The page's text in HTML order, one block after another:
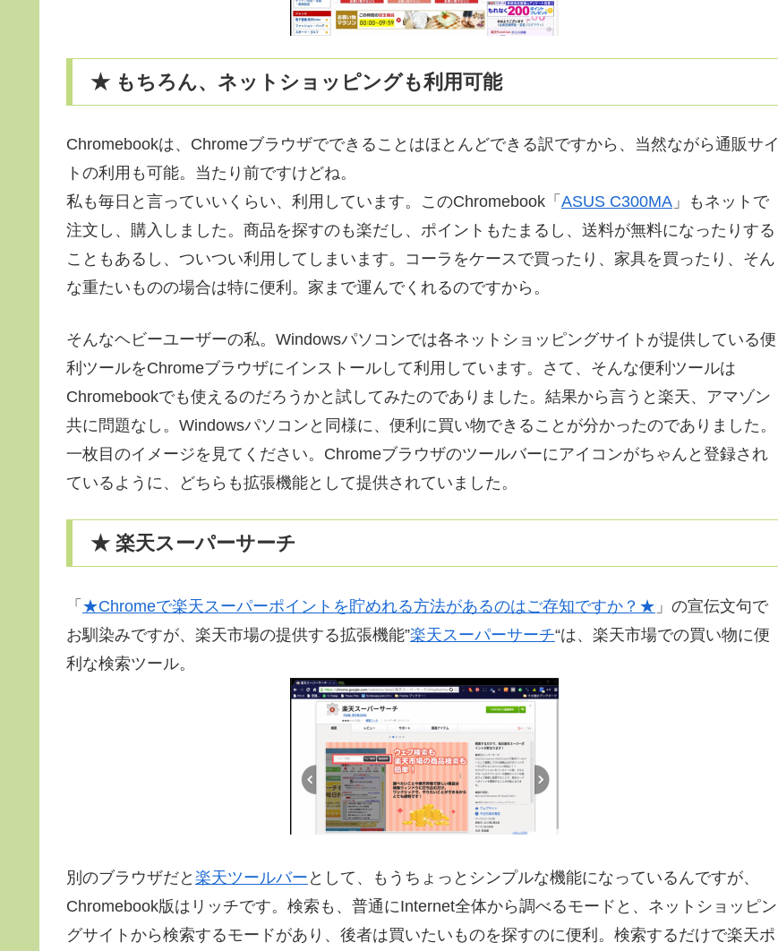
★ もちろん、ネットショッピングも利用可能
Chromebookは、Chromeブラウザでできることはほとんどできる訳ですから、当然ながら通販サイ
トの利用も可能。当たり前ですけどね。
私も毎日と言っていいくらい、利用しています。このChromebook「 ASUS C300MA 」もネットで
注文し、購入しました。商品を探すのも楽だし、ポイントもたまるし、送料が無料になったりする
こともあるし、ついつい利用してしまいます。コーラをケースで買ったり、家具を買ったり、そん
な重たいものの場合は特に便利。家まで運んでくれるのですから。
そんなヘビーユーザーの私。Windowsパソコンでは各ネットショッピングサイトが提供している便
利ツールをChromeブラウザにインストールして利用しています。さて、そんな便利ツールは
Chromebookでも使えるのだろうかと試してみたのでありました。結果から言うと楽天、アマゾン
共に問題なし。Windowsパソコンと同様に、便利に買い物できることが分かったのでありました。
一枚目のイメージを見てください。Chromeブラウザのツールバーにアイコンがちゃんと登録され
ているように、どちらも拡張機能として提供されていました。
★ 楽天スーパーサーチ
「 ★Chromeで楽天スーパーポイントを貯めれる方法があるのはご存知ですか？★ 」の宣伝文句で
お馴染みですが、楽天市場の提供する拡張機能”楽天スーパーサーチ“は、楽天市場での買い物に便
利な検索ツール。
別のブラウザだと 楽天ツールバー として、もうちょっとシンプルな機能になっているんですが、
Chromebook版はリッチです。検索も、普通にInternet全体から調べるモードと、ネットショッピン
グサイトから検索するモードがあり、後者は買いたいものを探すのに便利。検索するだけで楽天ポ